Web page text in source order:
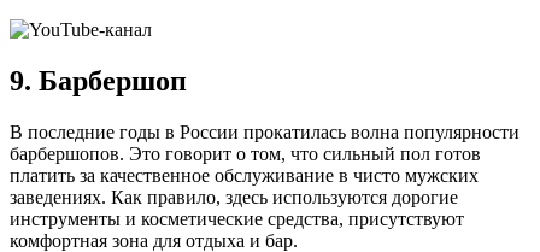
9. Барбершоп
В последние годы в России прокатилась волна популярности
барбершопов. Это говорит о том, что сильный пол готов
платить за качественное обслуживание в чисто мужских
заведениях. Как правило, здесь используются дорогие
инструменты и косметические средства, присутствуют
комфортная зона для отдыха и бар.